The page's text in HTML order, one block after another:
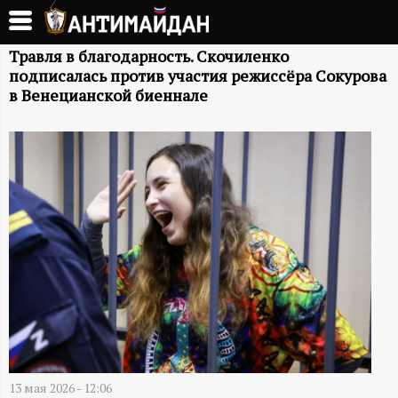
Перейти
основному
содержанию
А
Н
Т
И
М
А
Д
Травля в благодарность. Скочиленко
подписалась против участия режиссёра Сокурова
в Венецианской биеннале
13 мая 2026 - 12:06